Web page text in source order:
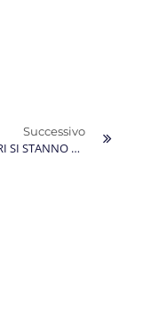
Successivo
I SEMAFORI SI STANNO PER SPEGNERE: SABATO IL DEBUTTO DI MARCO GAGGI NEL CIV 2021